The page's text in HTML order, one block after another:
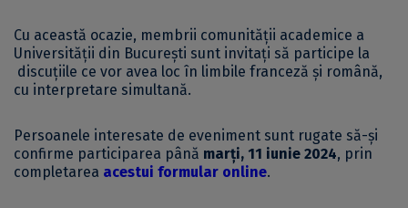
Cu această ocazie, membrii comunității academice a
Universității din București sunt invitați să participe la
discuțiile ce vor avea loc în limbile franceză și română,
cu interpretare simultană.
Persoanele interesate de eveniment sunt rugate să-și
confirme participarea până marți, 11 iunie 2024, prin
completarea acestui formular online.